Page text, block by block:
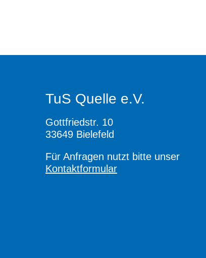
TuS Quelle e.V.
Gottfriedstr. 10
33649 Bielefeld
Für Anfragen nutzt bitte unser
Kontaktformular